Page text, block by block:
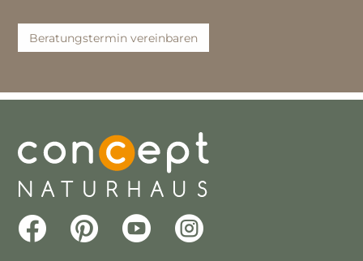
Beratungstermin vereinbaren
   